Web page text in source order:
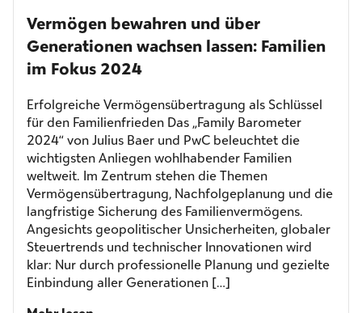
Vermögen bewahren und über
Generationen wachsen lassen: Familien
im Fokus 2024
Erfolgreiche Vermögensübertragung als Schlüssel
für den Familienfrieden Das „Family Barometer
2024“ von Julius Baer und PwC beleuchtet die
wichtigsten Anliegen wohlhabender Familien
weltweit. Im Zentrum stehen die Themen
Vermögensübertragung, Nachfolgeplanung und die
langfristige Sicherung des Familienvermögens.
Angesichts geopolitischer Unsicherheiten, globaler
Steuertrends und technischer Innovationen wird
klar: Nur durch professionelle Planung und gezielte
Einbindung aller Generationen […]